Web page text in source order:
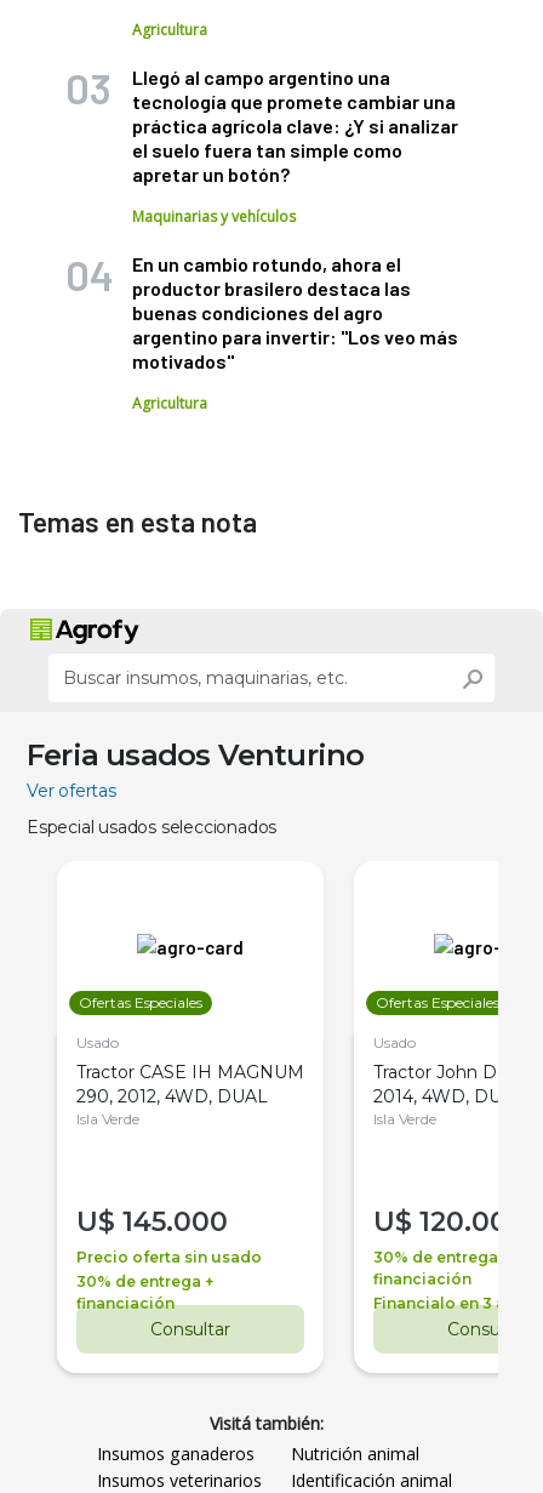
Agricultura
Llegó al campo argentino una
tecnología que promete cambiar una
práctica agrícola clave: ¿Y si analizar
el suelo fuera tan simple como
apretar un botón?
Maquinarias y vehículos
En un cambio rotundo, ahora el
productor brasilero destaca las
buenas condiciones del agro
argentino para invertir: "Los veo más
motivados"
Agricultura
Temas en esta nota
Feria usados Venturino
Ver ofertas
Especial usados seleccionados
Ofertas Especiales
Usado
Tractor CASE IH MAGNUM
290, 2012, 4WD, DUAL
Isla Verde
U$ 145.000
Precio oferta sin usado
30% de entrega +
financiación
Consultar
Ofertas Especiales
Usado
Tractor John Deere
2014, 4WD, DUAL
Isla Verde
U$ 120.000
30% de entrega +
financiación
Financialo en 3 años
Consultar
Visitá también:
Insumos ganaderos
Nutrición animal
Insumos veterinarios
Identificación animal